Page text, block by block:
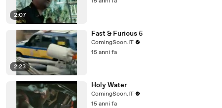
2:07
2:23
Fast & Furious 5
ComingSoon.IT
15 anni fa
Holy Water
ComingSoon.IT
15 anni fa